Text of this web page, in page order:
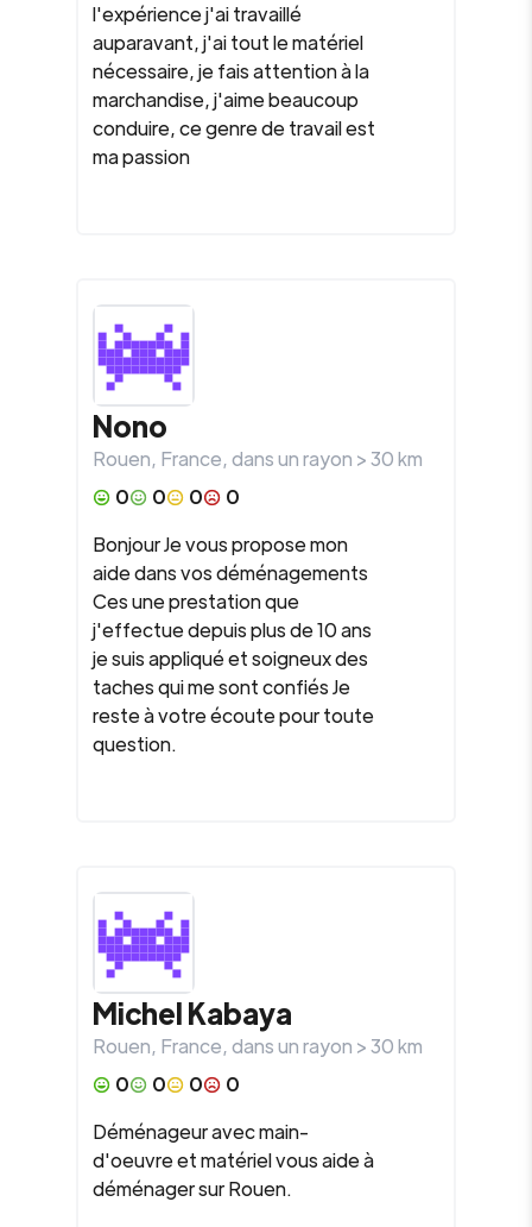
l'expérience j'ai travaillé
auparavant, j'ai tout le matériel
nécessaire, je fais attention à la
marchandise, j'aime beaucoup
conduire, ce genre de travail est
ma passion
Nono
Rouen, France, dans un rayon >30km
0
0 0
0
Bonjour Je vous propose mon
aide dans vos déménagements
Ces une prestation que
j'effectue depuis plus de 10 ans
je suis appliqué et soigneux des
taches qui me sont confiés Je
reste à votre écoute pour toute
question.
MichelKabaya
Rouen, France, dans un rayon >30km
0
0 0
0
Déménageur avec main-
d'oeuvre et matériel vous aide à
déménager sur Rouen.